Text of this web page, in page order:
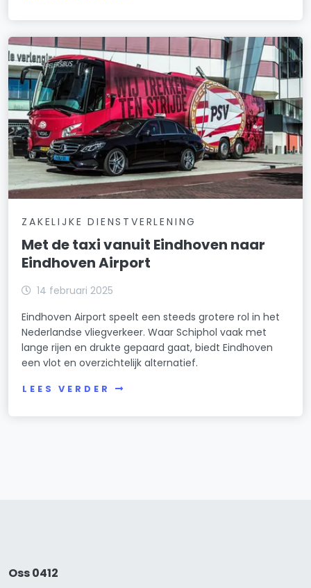
ZAKELIJKE DIENSTVERLENING
Met de taxi vanuit Eindhoven naar
Eindhoven Airport
14 februari 2025
Eindhoven Airport speelt een steeds grotere rol in het
Nederlandse vliegverkeer. Waar Schiphol vaak met
lange rijen en drukte gepaard gaat, biedt Eindhoven
een vlot en overzichtelijk alternatief.
LEES VERDER
Oss 0412